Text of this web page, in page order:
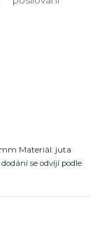
Materiál: juta
se odvíjí podle